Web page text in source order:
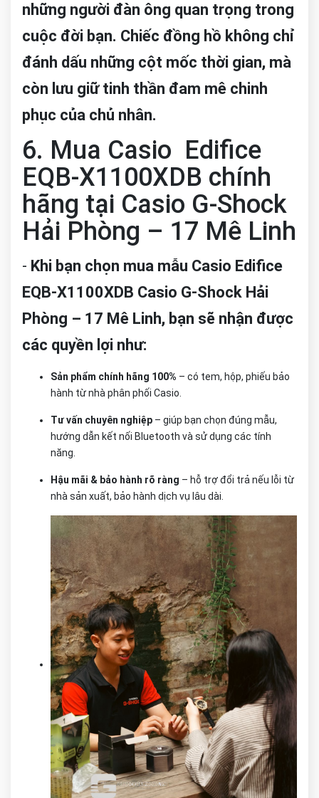
những người đàn ông quan trọng trong
cuộc đời bạn. Chiếc đồng hồ không chỉ
đánh dấu những cột mốc thời gian, mà
còn lưu giữ tinh thần đam mê chinh
phục của chủ nhân.
6. Mua Casio Edifice
EQB-X1100XDB chính
hãng tại Casio G-Shock
Hải Phòng – 17 Mê Linh
- Khi bạn chọn mua mẫu Casio Edifice
EQB-X1100XDB Casio G-Shock Hải
Phòng – 17 Mê Linh, bạn sẽ nhận được
các quyền lợi như:
Sản phẩm chính hãng 100% – có tem, hộp, phiếu bảo
hành từ nhà phân phối Casio.
Tư vấn chuyên nghiệp – giúp bạn chọn đúng mẫu,
hướng dẫn kết nối Bluetooth và sử dụng các tính
năng.
Hậu mãi & bảo hành rõ ràng – hỗ trợ đổi trả nếu lỗi từ
nhà sản xuất, bảo hành dịch vụ lâu dài.